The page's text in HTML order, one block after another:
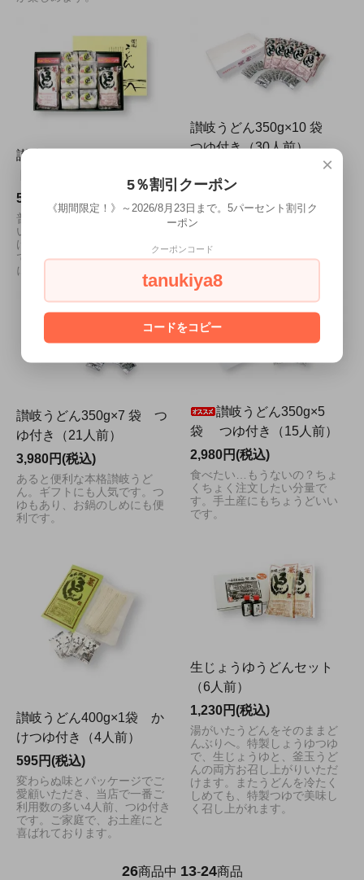
讃岐うどん食べくらべセッ
5,785円(税込)
普段会えない大切な方に、届
いたら、きっと喜んでいただ
ける、たっぷりな詰め合わせ
です。（大勢様の）ご自宅用
にも好評です。
讃岐うどん350g×10 袋
つゆ付き（30人前）
家族みんなの好きなかけうど
ん。届いたらあの方にも、お
すそ分けしたくなる、たっぷ
りセットです。かけうどんつ
ーションは無限です。
讃岐うどん350g×7 袋 つ
ゆ付き（21人前）
3,980円(税込)
あると便利な本格讃岐うど
ん。ギフトにも人気です。つ
ゆもあり、お鍋のしめにも便
利です。
讃岐うどん350g×5
袋 つゆ付き（15人前）
2,980円(税込)
食べたい…もうないの？ちょ
くちょく注文したい分量で
す。手土産にもちょうどいい
です。
讃岐うどん400g×1袋 か
けつゆ付き（4人前）
595円(税込)
変わらぬ味とパッケージでご
愛顧いただき、当店で一番ご
利用数の多い4人前、つゆ付き
です。ご家庭で、お土産にと
喜ばれております。
生じょうゆうどんセット
（6人前）
1,230円(税込)
湯がいたうどんをそのままど
んぶりへ。特製しょうゆつゆ
で、生じょうゆと、釜玉うど
んの両方お召し上がりいただ
けます。またうどんを冷たく
しめても、特製つゆで美味し
く召し上がれます。
26商品中 13-24商品
×
5％割引クーポン
《期間限定！》～2026/8月23日まで。5パーセント割引ク
ーポン
クーポンコード
tanukiya8
コードをコピー